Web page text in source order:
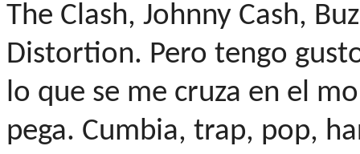
The Clash, Johnny Cash,
Distortion. Pero tengo
lo que se me cruza en el
pega. Cumbia, trap, pop,